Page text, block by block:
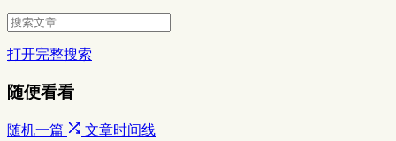
打开完整搜索
随便看看
随机一篇 文章时间线